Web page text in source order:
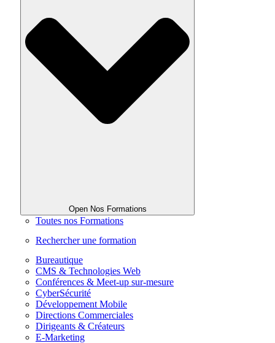
Open Nos Formations
Toutes nos Formations
Rechercher une formation
Bureautique
CMS & Technologies Web
Conférences & Meet-up sur-mesure
CyberSécurité
Développement Mobile
Directions Commerciales
Dirigeants & Créateurs
E-Marketing